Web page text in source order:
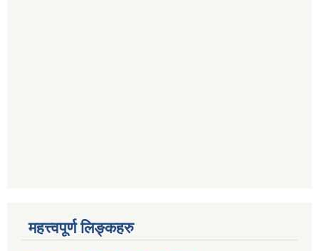
महत्त्वपूर्ण लिङ्कहरु